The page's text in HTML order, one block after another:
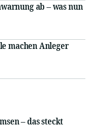
ab – was nun
machen Anleger
– das steckt